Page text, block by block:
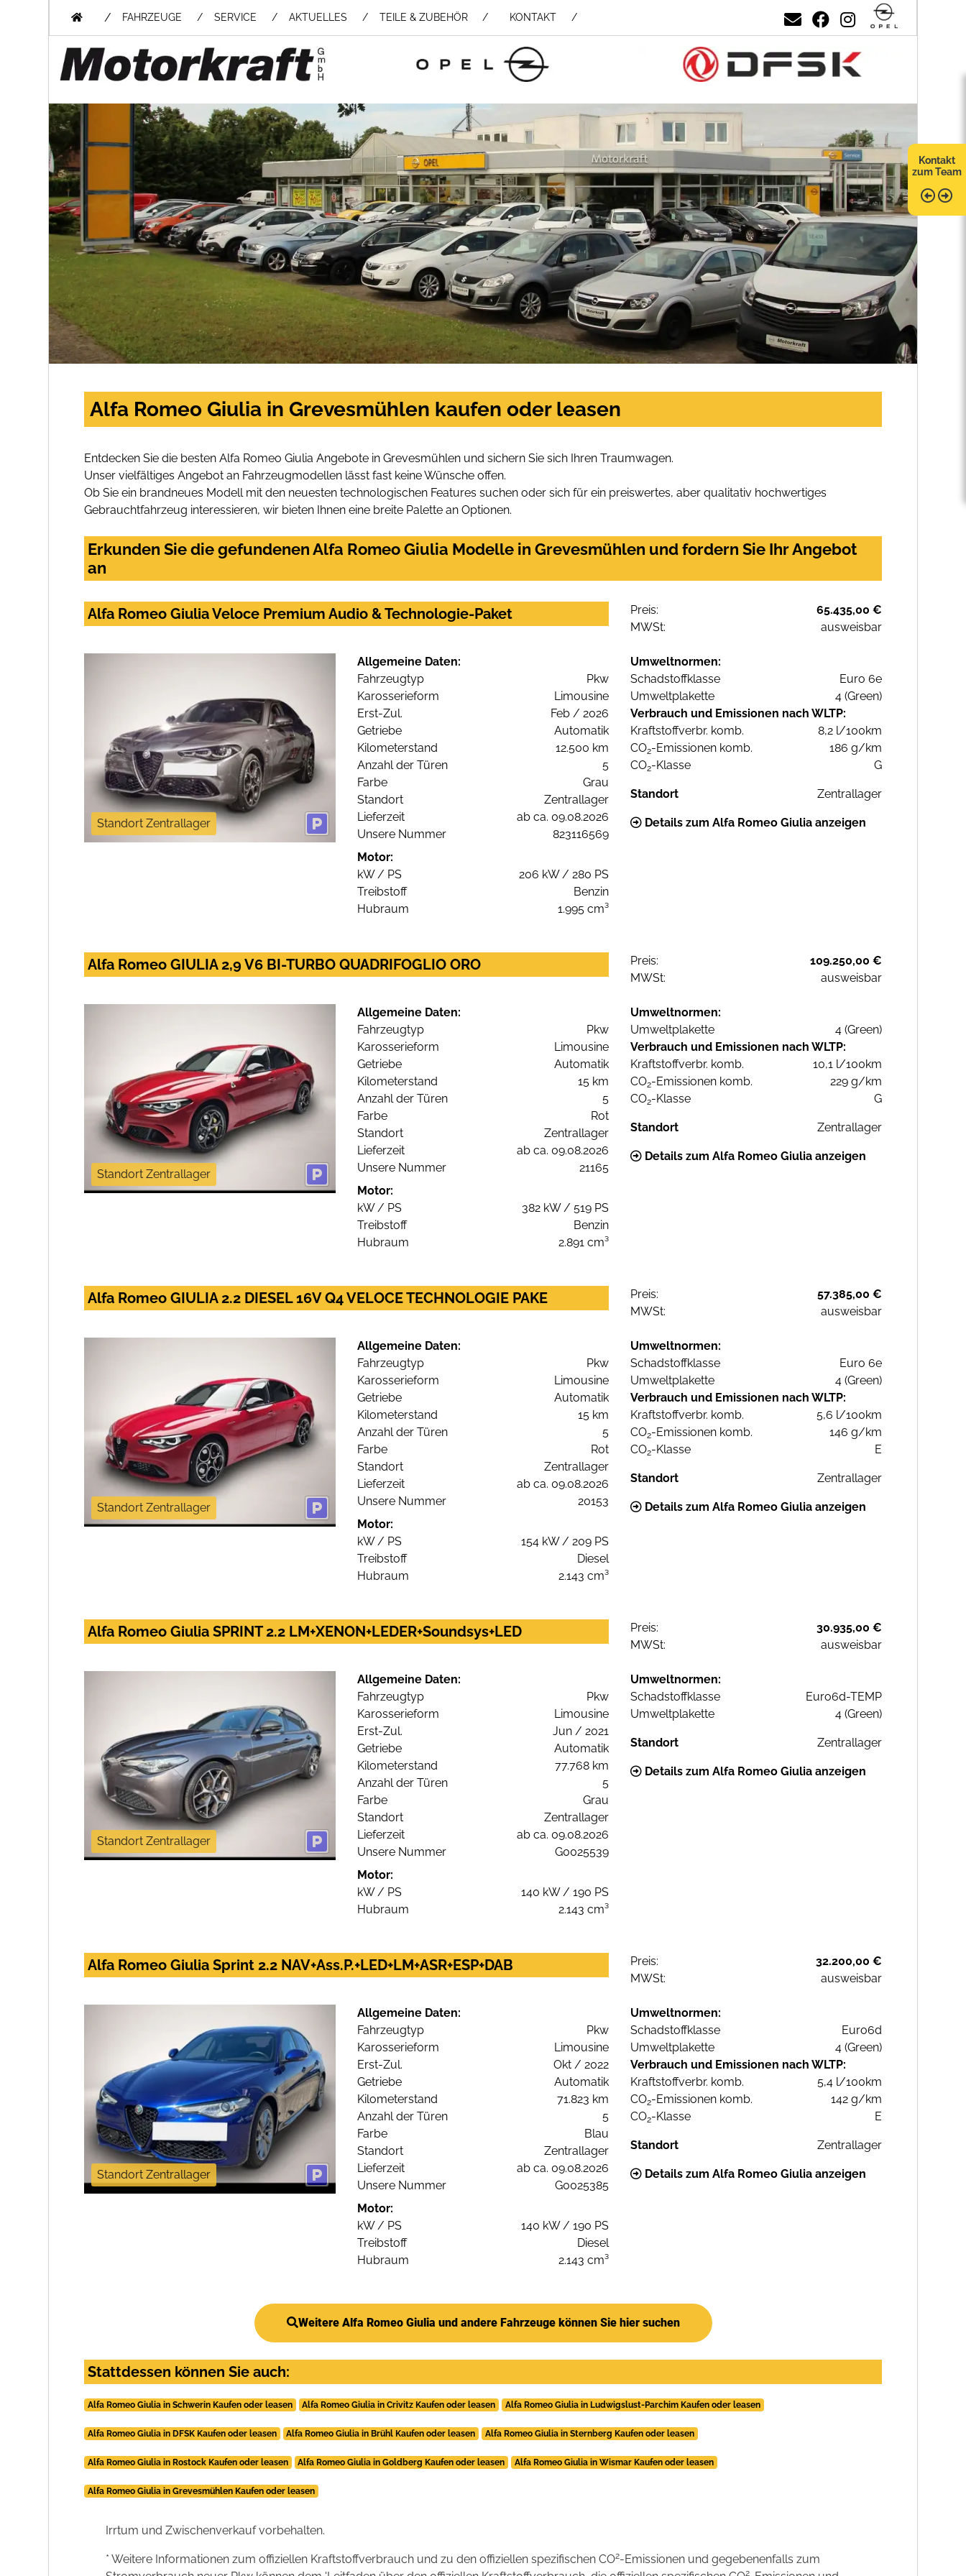
/ FAHRZEUGE SERVICE AKTUELLES TEILE & ZUBEHÖR / KONTAKT
Kontakt
zum Team
Alfa Romeo Giulia in Grevesmühlen kaufen oder leasen
Entdecken Sie die besten Alfa Romeo Giulia Angebote in Grevesmühlen und sichern Sie sich Ihren Traumwagen.
Unser vielfältiges Angebot an Fahrzeugmodellen lässt fast keine Wünsche offen.
Ob Sie ein brandneues Modell mit den neuesten technologischen Features suchen oder sich für ein preiswertes, aber qualitativ hochwertiges
Gebrauchtfahrzeug interessieren, wir bieten Ihnen eine breite Palette an Optionen.
Erkunden Sie die gefundenen Alfa Romeo Giulia Modelle in Grevesmühlen und fordern Sie Ihr Angebot
an
Alfa Romeo Giulia Veloce Premium Audio & Technologie-Paket Preis:
65.435,00 €
MWSt:
ausweisbar
Standort Zentrallager
Allgemeine Daten:
Fahrzeugtyp
Pkw
Karosserieform
Limousine
Erst-Zul.
Feb / 2026
Getriebe
Automatik
Kilometerstand
12.500 km
Anzahl der Türen
5
Farbe
Grau
Standort
Zentrallager
Lieferzeit
ab ca. 09.08.2026
Unsere Nummer
823116569
Motor:
kW / PS
206 kW / 280 PS
Treibstoff
Benzin
Hubraum
1.995 cm³
Umweltnormen:
Schadstoffklasse
Euro 6e
Umweltplakette
4 (Green)
Verbrauch und Emissionen nach WLTP:
Kraftstoffverbr. komb.
8,2 l/100km
CO2-Emissionen komb.
186 g/km
CO2-Klasse G
Standort Zentrallager
Details zum Alfa Romeo Giulia anzeigen
Alfa Romeo GIULIA 2,9 V6 BI-TURBO QUADRIFOGLIO ORO Preis:
109.250,00 €
MWSt:
ausweisbar
Standort Zentrallager
Allgemeine Daten:
Fahrzeugtyp
Pkw
Karosserieform
Limousine
Getriebe
Automatik
Kilometerstand
15 km
Anzahl der Türen
5
Farbe
Rot
Standort
Zentrallager
Lieferzeit
ab ca. 09.08.2026
Unsere Nummer
21165
Motor:
kW / PS
382 kW / 519 PS
Treibstoff
Benzin
Hubraum
2.891 cm³
Umweltnormen:
Umweltplakette
4 (Green)
Verbrauch und Emissionen nach WLTP:
Kraftstoffverbr. komb.
10,1 l/100km
CO2-Emissionen komb.
229 g/km
CO2-Klasse G
Standort Zentrallager
Details zum Alfa Romeo Giulia anzeigen
Alfa Romeo GIULIA 2.2 DIESEL 16V Q4 VELOCE TECHNOLOGIE PAKE Preis:
57.385,00 €
MWSt:
ausweisbar
Standort Zentrallager
Allgemeine Daten:
Fahrzeugtyp
Pkw
Karosserieform
Limousine
Getriebe
Automatik
Kilometerstand
15 km
Anzahl der Türen
5
Farbe
Rot
Standort
Zentrallager
Lieferzeit
ab ca. 09.08.2026
Unsere Nummer
20153
Motor:
kW / PS
154 kW / 209 PS
Treibstoff
Diesel
Hubraum
2.143 cm³
Umweltnormen:
Schadstoffklasse
Euro 6e
Umweltplakette
4 (Green)
Verbrauch und Emissionen nach WLTP:
Kraftstoffverbr. komb.
5,6 l/100km
CO2-Emissionen komb.
146 g/km
CO2-Klasse E
Standort Zentrallager
Details zum Alfa Romeo Giulia anzeigen
Alfa Romeo Giulia SPRINT 2.2 LM+XENON+LEDER+Soundsys+LED Preis:
30.935,00 €
MWSt:
ausweisbar
Standort Zentrallager
Allgemeine Daten:
Fahrzeugtyp
Pkw
Karosserieform
Limousine
Erst-Zul.
Jun / 2021
Getriebe
Automatik
Kilometerstand
77.768 km
Anzahl der Türen
5
Farbe
Grau
Standort
Zentrallager
Lieferzeit
ab ca. 09.08.2026
Unsere Nummer
G0025539
Motor:
kW / PS
140 kW / 190 PS
Hubraum
2.143 cm³
Umweltnormen:
Schadstoffklasse
Euro6d-TEMP
Umweltplakette
4 (Green)
Standort Zentrallager
Details zum Alfa Romeo Giulia anzeigen
Alfa Romeo Giulia Sprint 2.2 NAV+Ass.P.+LED+LM+ASR+ESP+DAB Preis:
32.200,00 €
MWSt:
ausweisbar
Standort Zentrallager
Allgemeine Daten:
Fahrzeugtyp
Pkw
Karosserieform
Limousine
Erst-Zul.
Okt / 2022
Getriebe
Automatik
Kilometerstand
71.823 km
Anzahl der Türen
5
Farbe
Blau
Standort
Zentrallager
Lieferzeit
ab ca. 09.08.2026
Unsere Nummer
G0025385
Motor:
kW / PS
140 kW / 190 PS
Treibstoff
Diesel
Hubraum
2.143 cm³
Umweltnormen:
Schadstoffklasse
Euro6d
Umweltplakette
4 (Green)
Verbrauch und Emissionen nach WLTP:
Kraftstoffverbr. komb.
5,4 l/100km
CO2-Emissionen komb.
142 g/km
CO2-Klasse E
Standort Zentrallager
Details zum Alfa Romeo Giulia anzeigen
Weitere Alfa Romeo Giulia und andere Fahrzeuge können Sie hier suchen
Stattdessen können Sie auch:
Alfa Romeo Giulia in Schwerin Kaufen oder leasen Alfa Romeo Giulia in Crivitz Kaufen oder leasen Alfa Romeo Giulia in Ludwigslust-Parchim Kaufen oder leasen
Alfa Romeo Giulia in DFSK Kaufen oder leasen Alfa Romeo Giulia in Brühl Kaufen oder leasen Alfa Romeo Giulia in Sternberg Kaufen oder leasen
Alfa Romeo Giulia in Rostock Kaufen oder leasen Alfa Romeo Giulia in Goldberg Kaufen oder leasen Alfa Romeo Giulia in Wismar Kaufen oder leasen
Alfa Romeo Giulia in Grevesmühlen Kaufen oder leasen
Irrtum und Zwischenverkauf vorbehalten.
* Weitere Informationen zum offiziellen Kraftstoffverbrauch und zu den offiziellen spezifischen CO2-Emissionen und gegebenenfalls zum
2